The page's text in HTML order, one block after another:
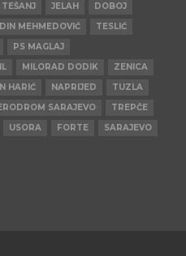
JELAH
DOBOJ
MEHMEDOVIĆ
TESLIĆ
PS MAGLAJ
MILORAD DODIK
ZENICA
HARIĆ NAPRIJED
TUZLA
SARAJEVO
TREPČE
USORA FORTE SARAJEVO